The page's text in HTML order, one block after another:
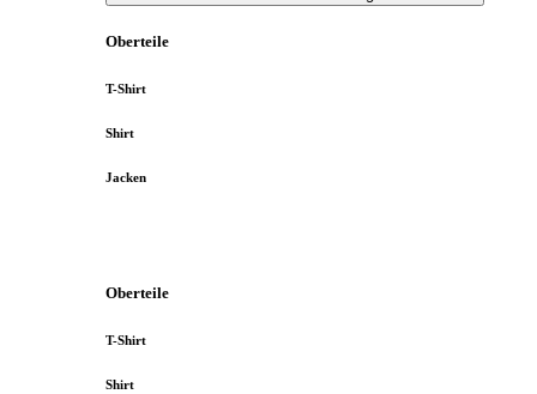
Oberteile
T-Shirt
Shirt
Jacken
Oberteile
T-Shirt
Shirt